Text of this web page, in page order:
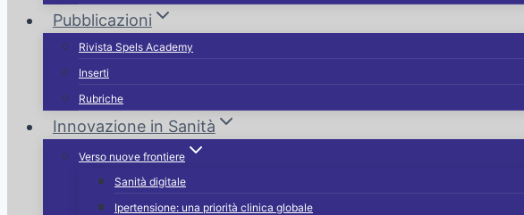
Pubblicazioni
Rivista Spels Academy
Inserti
Rubriche
Innovazione in Sanità
Verso nuove frontiere
Sanità digitale
Ipertensione: una priorità clinica globale